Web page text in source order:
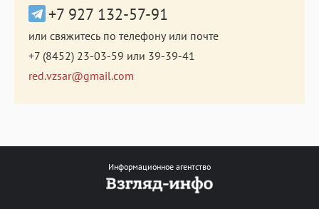
+7 927 132-57-91
или свяжитесь по телефону или почте
+7 (8452) 23-03-59 или 39-39-41
red.vzsar@gmail.com
Информационное агентство